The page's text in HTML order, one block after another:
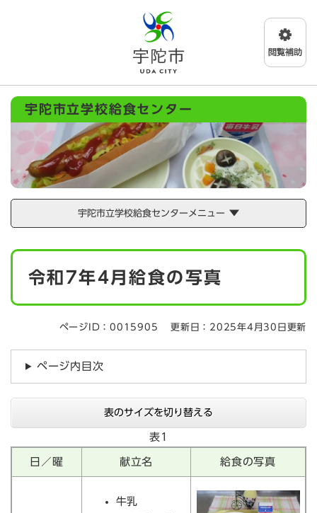
メニューを飛ばして本文へ
宇陀市立学校給食センター
宇陀市立学校給食センターメニュー
本
令和7年4月給食の写真
ページID：0015905 更新日：2025年4月30日更新
ページ内目次
表のサイズを切り替える
表1
日／曜 献立名 給食の写真
牛乳